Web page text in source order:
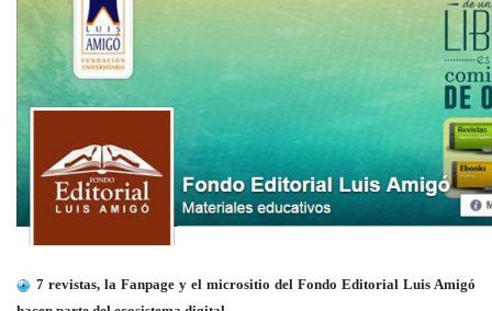
7 revistas, la Fanpage y el micrositio del Fondo Editorial Luis Amigó